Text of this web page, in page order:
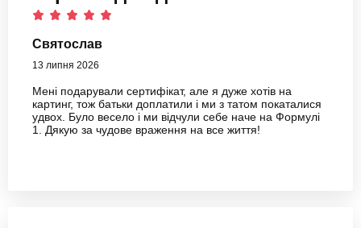
Святослав
13 липня 2026
Мені подарували сертифікат, але я дуже хотів на
картинг, тож батьки доплатили і ми з татом покаталися
удвох. Було весело і ми відчули себе наче на Формулі
1. Дякую за чудове враження на все життя!